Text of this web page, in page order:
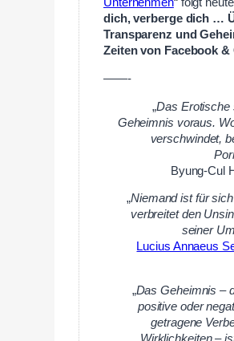
Unternehmen“ folgt
dich, verberge dich …
Transparenz und
Zeiten von Facebook &
——-
„Das Erotische
Geheimnis voraus.
verschwindet,
Byung-Cul
„Niemand ist für
verbreitet den
seiner
Lucius Annaeus
„Das Geheimnis –
positive oder
getragene